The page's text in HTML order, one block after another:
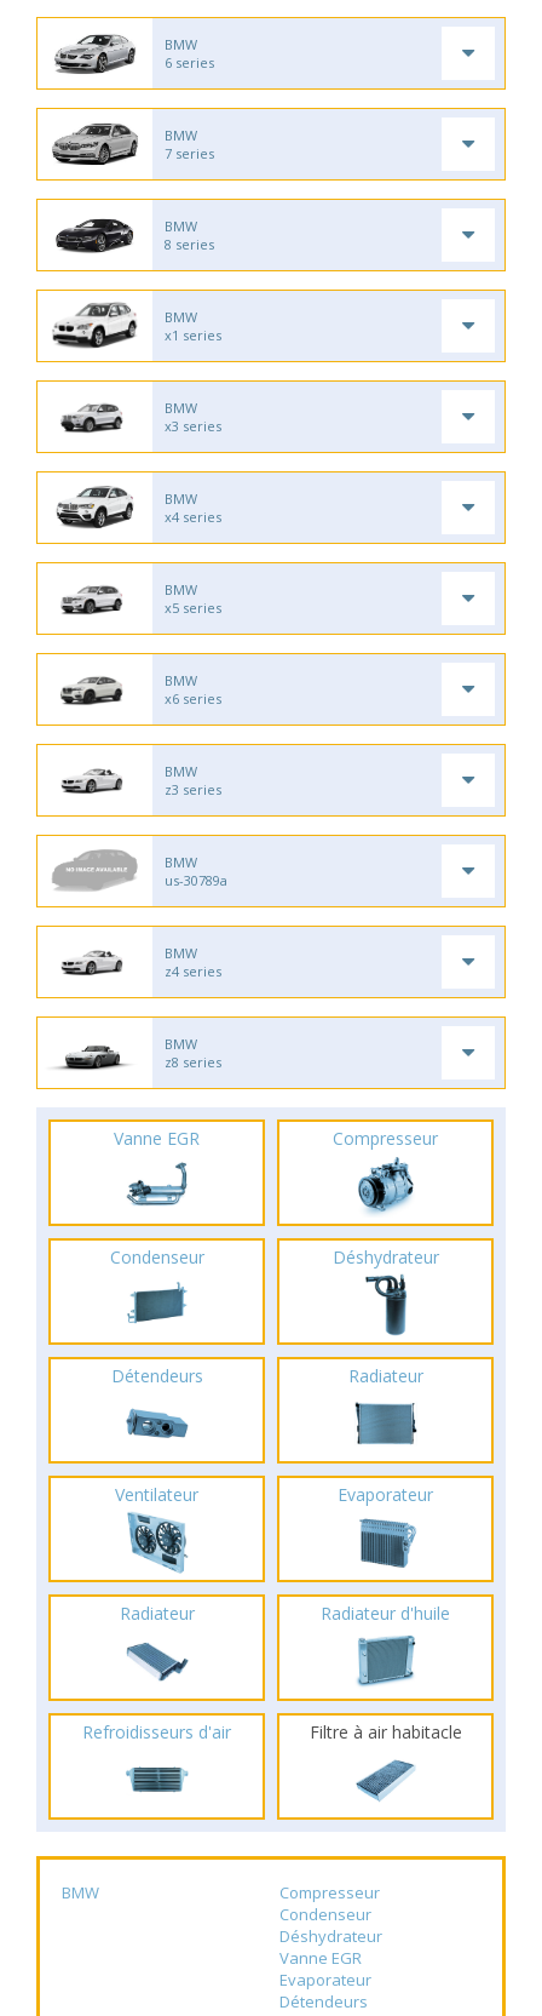
BMW
6 series
BMW
7 series
BMW
8 series
BMW
x1 series
BMW
x3 series
BMW
x4 series
BMW
x5 series
BMW
x6 series
BMW
z3 series
BMW
us-30789a
BMW
z4 series
BMW
z8 series
Vanne EGR Compresseur
Condenseur Déshydrateur
Détendeurs Radiateur
Ventilateur Evaporateur
Radiateur Radiateur d'huile
Refroidisseurs d'air Filtre à air habitacle
BMW
Compresseur
Condenseur
Déshydrateur
Vanne EGR
Evaporateur
Détendeurs